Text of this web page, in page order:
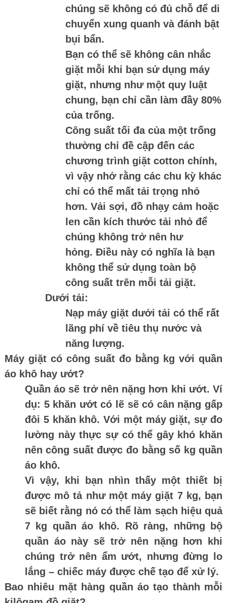
chúng sẽ không có đủ chỗ để di
chuyển xung quanh và đánh bật
bụi bẩn.
Bạn có thể sẽ không cân nhắc
giặt mỗi khi bạn sử dụng máy
giặt, nhưng như một quy luật
chung, bạn chỉ cần làm đầy 80%
của trống.
Công suất tối đa của một trống
thường chỉ đề cập đến các
chương trình giặt cotton chính,
vì vậy nhớ rằng các chu kỳ khác
chỉ có thể mất tải trọng nhỏ
hơn. Vải sợi, đồ nhạy cảm hoặc
len cần kích thước tải nhỏ để
chúng không trở nên hư
hỏng. Điều này có nghĩa là bạn
không thể sử dụng toàn bộ
công suất trên mỗi tải giặt.
Dưới tải:
Nạp máy giặt dưới tải có thể rất
lãng phí về tiêu thụ nước và
năng lượng.
Máy giặt có công suất đo bằng kg với quần
áo khô hay ướt?
Quần áo sẽ trở nên nặng hơn khi ướt. Ví
dụ: 5 khăn ướt có lẽ sẽ có cân nặng gấp
đôi 5 khăn khô. Với một máy giặt, sự đo
lường này thực sự có thể gây khó khăn
nên công suất được đo bằng số kg quần
áo khô.
Vì vậy, khi bạn nhìn thấy một thiết bị
được mô tả như một máy giặt 7 kg, bạn
sẽ biết rằng nó có thể làm sạch hiệu quả
7 kg quần áo khô. Rõ ràng, những bộ
quần áo này sẽ trở nên nặng hơn khi
chúng trở nên ẩm ướt, nhưng đừng lo
lắng – chiếc máy được chế tạo để xử lý.
Bao nhiêu mặt hàng quần áo tạo thành mỗi